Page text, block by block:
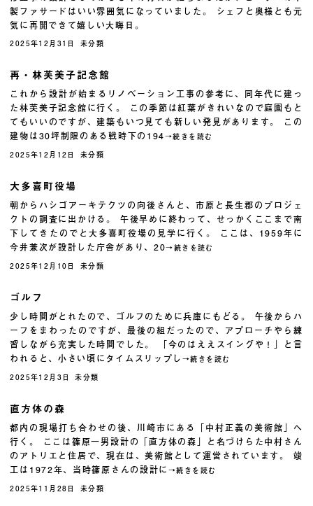
製ファサードはいい雰囲気になっていました。 シェフと奥様とも元
気に再開できて嬉しい大晦日。
2025年12月31日 未分類
再・林芙美子記念館
これから設計が始まるリノベーション工事の参考に、同年代に建っ
た林芙美子記念館に行く。 この季節は紅葉がきれいなので庭園もと
てもいいのですが、建築もいつ見ても新しい発見があります。 この
建物は30坪制限のある戦時下の194→続きを読む
2025年12月12日
未分類
大多喜町役場
朝からハシゴアーキテクツの向後さんと、市原と長生郡のプロジェ
クトの調査に出かける。 午後早めに終わって、せっかくここまで南
下してきたのでと大多喜町役場の見学に行く。 ここは、1959年に
今井兼次が設計した庁舎があり、20→続きを読む
2025年12月10日
未分類
ゴルフ
少し時間がとれたので、ゴルフのために兵庫にもどる。 午後からハ
ーフをまわったのですが、最後の組だったので、アプローチやら練
習しながら充実した時間でした。 「今のはええスイングや！」と言
われると、小さい頃にタイムスリップし→続きを読む
2025年12月3日
未分類
直方体の森
都内の現場打ち合わせの後、川崎市にある「中村正義の美術館」へ
行く。 ここは篠原一男設計の「直方体の森」と名づけらた中村さん
のアトリエと住居で、現在は、美術館として運営されています。 竣
工は1972年、当時篠原さんの設計に→続きを読む
2025年11月28日
未分類